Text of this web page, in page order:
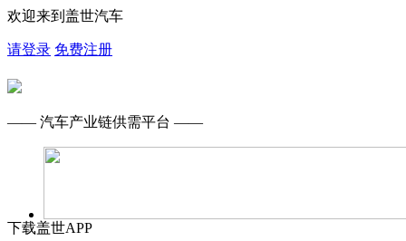
欢迎来到盖世汽车
请登录 免费注册
—— 汽车产业链供需平台 ——
下载盖世APP